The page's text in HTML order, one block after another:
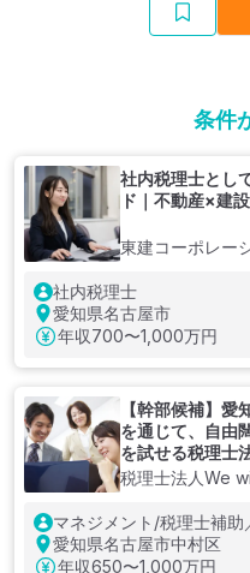
条件
社内税理士とし
ド｜不動産×建
東建コーポレー
社内税理士
愛知県名古屋市
年収700〜1,000万円
【幹部候補】
を通じて、自由
を試せる税理士
税理士法人We
マネジメント/税理士補
愛知県名古屋市勤務
愛知県名古屋市中村区
年収650〜1,000万円